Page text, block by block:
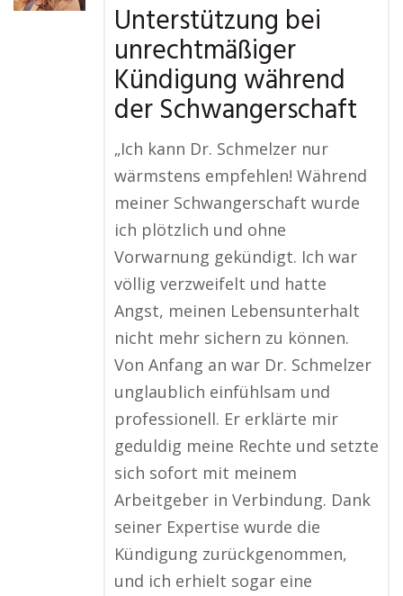
Unterstützung bei
unrechtmäßiger
Kündigung während
der Schwangerschaft
„Ich kann Dr. Schmelzer nur
wärmstens empfehlen! Während
meiner Schwangerschaft wurde
ich plötzlich und ohne
Vorwarnung gekündigt. Ich war
völlig verzweifelt und hatte
Angst, meinen Lebensunterhalt
nicht mehr sichern zu können.
Von Anfang an war Dr. Schmelzer
unglaublich einfühlsam und
professionell. Er erklärte mir
geduldig meine Rechte und setzte
sich sofort mit meinem
Arbeitgeber in Verbindung. Dank
seiner Expertise wurde die
Kündigung zurückgenommen,
und ich erhielt sogar eine